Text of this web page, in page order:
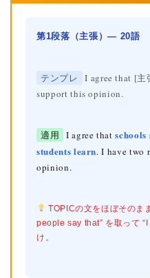
第1段落（主張）— 20語
テンプレ
I agree that [主
support this opinion.
適用 I agree that
students learn. I have two
opinion.
TOPICの文をほぼそのま
people say that” を取って
け。